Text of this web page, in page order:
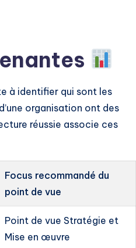
à identifier qui sont les
organisation ont des
réussie associe ces
Focus recommandé du
point de vue
Point de vue Stratégie et
Mise en œuvre